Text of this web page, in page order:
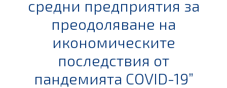
средни предприятия за
преодоляване на
икономическите
последствия от
пандемията COVID-19”